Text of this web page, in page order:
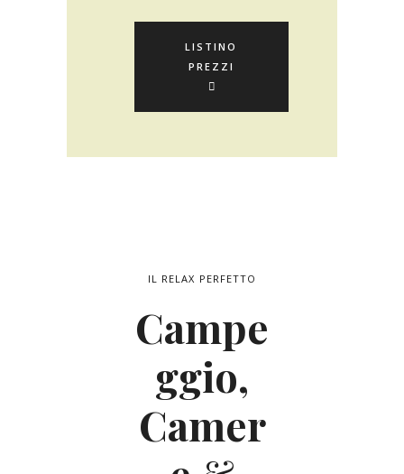
LISTINO
PREZZI
IL RELAX PERFETTO
Campe
ggio,
Camer